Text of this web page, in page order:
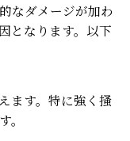
なダメージが加わ
となります。以下
ます。特に強く掻
。